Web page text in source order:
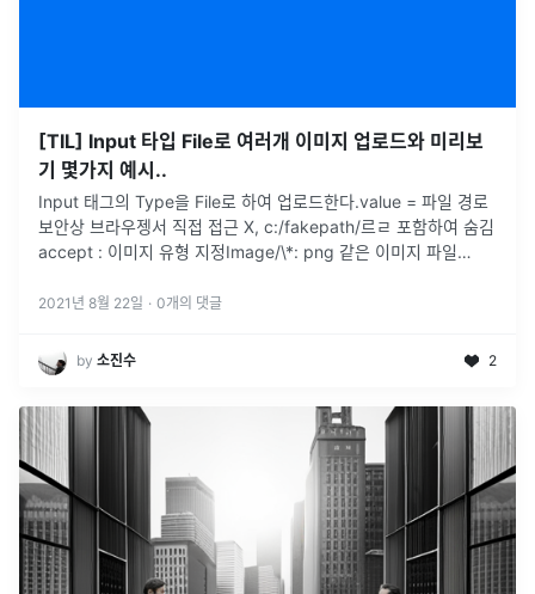
[TIL] Input 타입 File로 여러개 이미지 업로드와 미리보
기 몇가지 예시..
Input 태그의 Type을 File로 하여 업로드한다.value = 파일 경로
보안상 브라우젱서 직접 접근 X, c:/fakepath/르ㄹ 포함하여 숨김
accept : 이미지 유형 지정Image/\*: png 같은 이미지 파일
2021년 8월 22일 · 0개의 댓글
by 소진수 2